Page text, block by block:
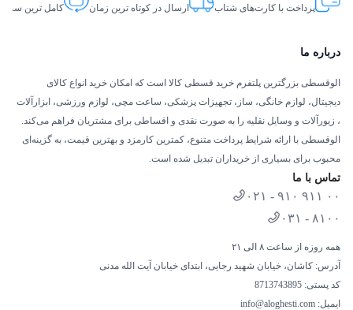
پرداخت با کارت‌های شتاب ارسال در کوتاه ترین زمان کامل ترین سبد
تماس با ما
۰۲۱ - ۹۱۰ ۹۱۱ ۰۰
۰۳۱ - ۸۱۰۰
همه روزه از ساعت ۸ الی ۲۱
آدرس: کاشان، خیابان شهید رجایی، ابتدای خیابان آیت الله مدنی
کد پستی: 8713743895
ایمیل: info@aloghesti.com
درباره ما
الوقسطی بزرگترین پلتفرم خرید قسطی کالا است که امکان خرید انواع کالای
دیجیتال، لوازم خانگی، ساز، تجهیزات پزشکی، ساعت مچی، لوازم ورزشی، ابزارآلات
، زیورآلات و وسایل نقلیه را به صورت نقدی و اقساطی برای مشتریان فراهم می‌کند.
الوقسطی با ارائه شرایط پرداخت متنوع، کمترین کارمزد و بهترین قیمت، به گزینه‌ای
محبوب برای بسیاری از خریداران تبدیل شده است.